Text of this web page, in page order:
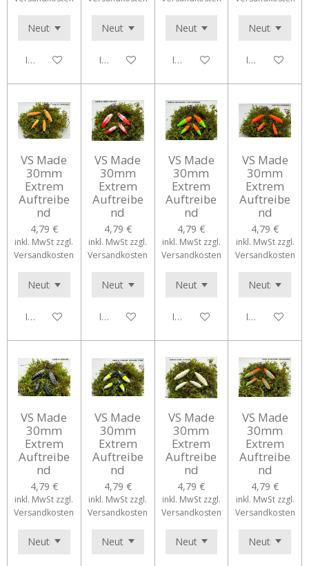
In den WarenkorbIn den WarenkorbIn den WarenkorbIn den
VS Made
30mm
Extrem
Auftreibe
nd
4,79 €
inkl. MwSt zzgl.
Versandkosten
In den Warenkorb
VS Made
30mm
Extrem
Auftreibe
nd
4,79 €
inkl. MwSt zzgl.
Versandkosten
In den Warenkorb
VS Made
30mm
Extrem
Auftreibe
nd
4,79 €
inkl. MwSt zzgl.
Versandkosten
In den Warenkorb
VS Made
30mm
Extrem
Auftreibe
nd
4,79 €
inkl. MwSt zzgl.
Versandkosten
In den
VS Made
30mm
Extrem
Auftreibe
nd
4,79 €
inkl. MwSt zzgl.
Versandkosten
VS Made
30mm
Extrem
Auftreibe
nd
4,79 €
inkl. MwSt zzgl.
Versandkosten
VS Made
30mm
Extrem
Auftreibe
nd
4,79 €
inkl. MwSt zzgl.
Versandkosten
VS Made
30mm
Extrem
Auftreibe
nd
4,79 €
inkl. MwSt zzgl.
Versandkosten